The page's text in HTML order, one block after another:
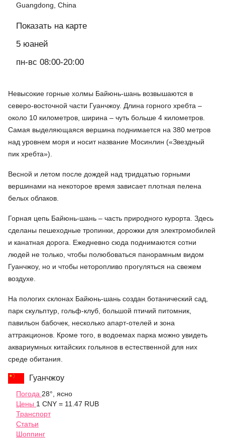
Guangdong, China
Показать на карте
5 юаней
пн-вс 08:00-20:00
Невысокие горные холмы Байюнь-шань возвышаются в
северо-восточной части Гуанчжоу. Длина горного хребта –
около 10 километров, ширина – чуть больше 4 километров.
Самая выделяющаяся вершина поднимается на 380 метров
над уровнем моря и носит название Мосинлин («Звездный
пик хребта»).
Весной и летом после дождей над тридцатью горными
вершинами на некоторое время зависает плотная пелена
белых облаков.
Горная цепь Байюнь-шань – часть природного курорта. Здесь
сделаны пешеходные тропинки, дорожки для электромобилей
и канатная дорога. Ежедневно сюда поднимаются сотни
людей не только, чтобы полюбоваться панорамным видом
Гуанчжоу, но и чтобы неторопливо прогуляться на свежем
воздухе.
На пологих склонах Байюнь-шань создан ботанический сад,
парк скульптур, гольф-клуб, большой птичий питомник,
павильон бабочек, несколько апарт-отелей и зона
аттракционов. Кроме того, в водоемах парка можно увидеть
аквариумных китайских гольянов в естественной для них
среде обитания.
Гуанчжоу
Погода 28°, ясно
Цены 1 CNY = 11.47 RUB
Транспорт
Статьи
Шоппинг